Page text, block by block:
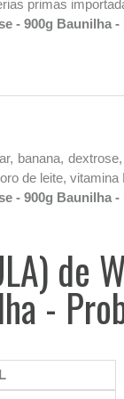
primas
- 900g Baunilha
banana,
de leite,
- 900g Baunilha
de
-